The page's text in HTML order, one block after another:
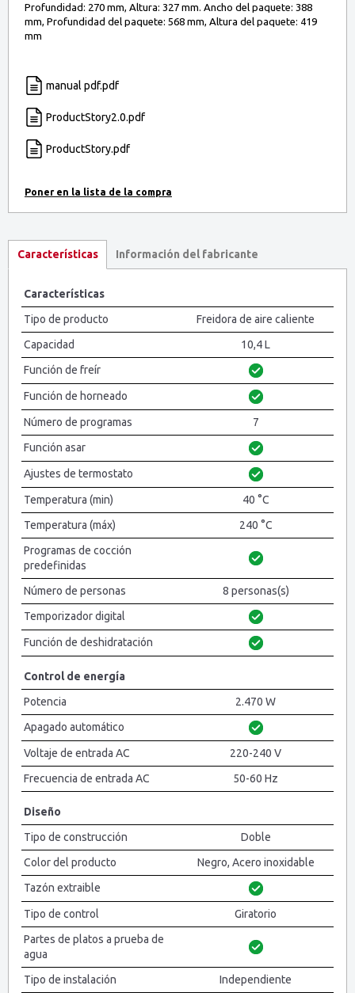
Profundidad: 270 mm, Altura: 327 mm. Ancho del paquete: 388
mm, Profundidad del paquete: 568 mm, Altura del paquete: 419
mm
manual pdf.pdf
ProductStory2.0.pdf
ProductStory.pdf
Características Información del fabricante
Características
Tipo de producto
Freidora de aire caliente
Capacidad
10,4 L
Función de freír
Función de horneado
Número de programas
7
Función asar
Ajustes de termostato
Temperatura (min)
40 °C
Temperatura (máx)
240 °C
Programas de cocción
predefinidas
Número de personas
8 personas(s)
Temporizador digital
Función de deshidratación
Control de energía
Potencia
2.470 W
Apagado automático
Voltaje de entrada AC
220-240 V
Frecuencia de entrada AC
50-60 Hz
Diseño
Tipo de construcción
Doble
Color del producto
Negro, Acero inoxidable
Tazón extraible
Tipo de control
Giratorio
Partes de platos a prueba de
agua
Tipo de instalación
Independiente